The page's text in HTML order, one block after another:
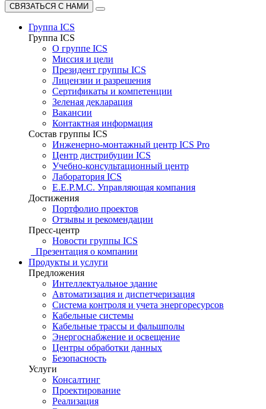
СВЯЗАТЬСЯ С НАМИ
Группа ICS
Группа ICS
О группе ICS
Миссия и цели
Президент группы ICS
Лицензии и разрешения
Сертификаты и компетенции
Зеленая декларация
Вакансии
Контактная информация
Состав группы ICS
Инженерно-монтажный центр ICS Pro
Центр дистрибуции ICS
Учебно-консультационный центр
Лаборатория ICS
E.E.P.M.C. Управляющая компания
Достижения
Портфолио проектов
Отзывы и рекомендации
Пресс-центр
Новости группы ICS
Презентация о компании
Продукты и услуги
Предложения
Интеллектуальное здание
Автоматизация и диспетчеризация
Система контроля и учета энергоресурсов
Кабельные системы
Кабельные трассы и фальшполы
Энергоснабжение и освещение
Центры обработки данных
Безопасность
Услуги
Консалтинг
Проектирование
Реализация